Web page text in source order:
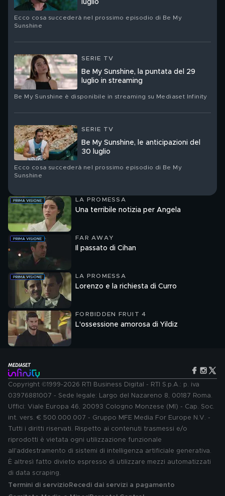
luglio
Ecco cosa succederà nel prossimo episodio di Be My
Sunshine
SERIE TV
Be My Sunshine, la puntata del 29
luglio in streaming
Be My Sunshine è disponibile in streaming su Mediaset Infinity
SERIE TV
Be My Sunshine, le anticipazioni del
30 luglio
Ecco cosa succederà nel prossimo episodio di Be My
Sunshine
LA PROMESSA
Una terribile notizia per Angela
FAR AWAY
Il passato di Cihan
LA PROMESSA
Lorenzo e la richiesta di Curro
FORBIDDEN FRUIT 4
L'ossessione amorosa di Yildiz
Copyright ©1999-2026 RTI Business Digital - RTI S.p.A.: p. iva
03976881007 - Sede legale: Largo del Nazareno 8, 00187 Roma.
Uffici: Viale Europa 46, 20093 Cologno Monzese (MI) - Cap. Soc.
int. vers. € 500.000.007 - Gruppo MFE Media For Europe N.V. -
Tutti i diritti riservati. Rispetto ai contenuti trasmessi e/o
riprodotti è vietata ogni utilizzazione funzionale
all'addestramento di sistemi di intelligenza artificiale generativa.
È altresì fatto divieto espresso di utilizzare mezzi automatizzati
di data scraping.
Termini di servizio Recedi dai servizi a pagamento